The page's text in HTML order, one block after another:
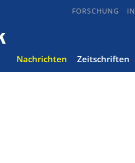
FORSCHUNG
Nachrichten Zeitschriften